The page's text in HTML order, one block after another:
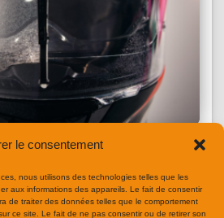
le consentement
nous utilisons des technologies telles que les
aux informations des appareils. Le fait de consentir
de traiter des données telles que le comportement
ce site. Le fait de ne pas consentir ou de retirer son
moto avec essuie